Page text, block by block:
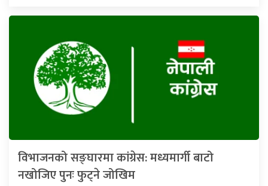
विभाजनको सङ्घारमा कांग्रेस: मध्यमार्गी बाटो
नखोजिए पुनः फुट्ने जोखिम